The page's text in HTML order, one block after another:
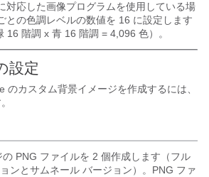
対応した画像プログラムを使用している場
との色調レベルの数値を 16 に設定します
16 階調 x 青 16 階調 = 4,096 色）。
設定
のカスタム背景イメージを作成するには、
の PNG ファイルを 2 個作成します（フル
ンとサムネール バージョン）。PNG ファ